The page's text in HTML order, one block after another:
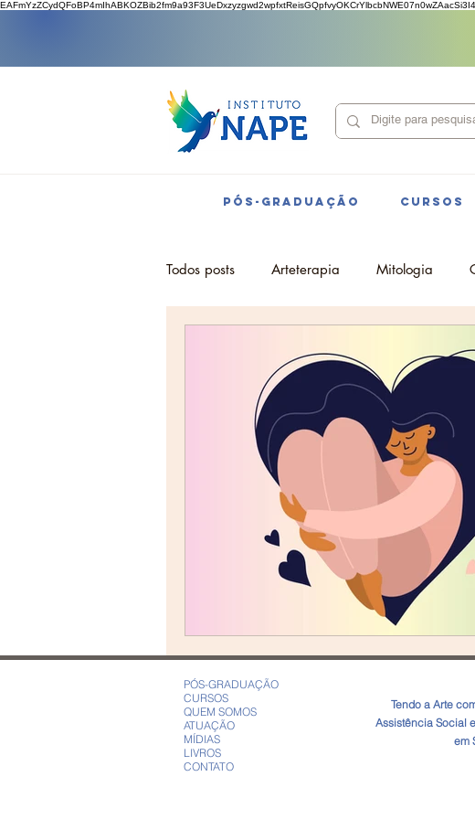
PÓS-GRADUAÇÃO CURSOS
Todos posts Arteterapia Mitologia
PÓS-GRADUAÇÃO
CURSOS
QUEM SOMOS
ATUAÇÃO
MÍDIAS
LIVROS
CONTATO
​Tendo a Arte
Assistência Social
em